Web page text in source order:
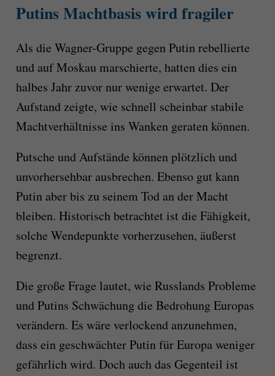
Putins Machtbasis wird fragiler
Als die Wagner-Gruppe gegen Putin rebellierte
und auf Moskau marschierte, hatten dies ein
halbes Jahr zuvor nur wenige erwartet. Der
Aufstand zeigte, wie schnell scheinbar stabile
Machtverhältnisse ins Wanken geraten können.
Putsche und Aufstände können plötzlich und
unvorhersehbar ausbrechen. Ebenso gut kann
Putin aber bis zu seinem Tod an der Macht
bleiben. Historisch betrachtet ist die Fähigkeit,
solche Wendepunkte vorherzusehen, äußerst
begrenzt.
Die große Frage lautet, wie Russlands Probleme
und Putins Schwächung die Bedrohung Europas
verändern. Es wäre verlockend anzunehmen,
dass ein geschwächter Putin für Europa weniger
gefährlich wird. Doch auch das Gegenteil ist